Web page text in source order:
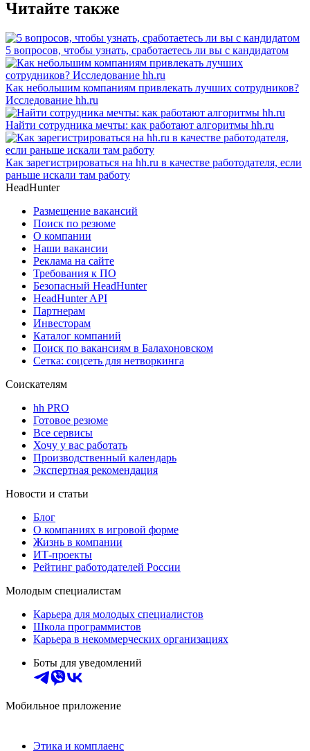
Читайте также
5 вопросов, чтобы узнать, сработаетесь ли вы с кандидатом
Как небольшим компаниям привлекать лучших сотрудников?
Исследование hh.ru
Найти сотрудника мечты: как работают алгоритмы hh.ru
Как зарегистрироваться на hh.ru в качестве работодателя, если
раньше искали там работу
HeadHunter
Размещение вакансий
Поиск по резюме
О компании
Наши вакансии
Реклама на сайте
Требования к ПО
Безопасный HeadHunter
HeadHunter API
Партнерам
Инвесторам
Каталог компаний
Поиск по вакансиям в Балахоновском
Сетка: соцсеть для нетворкинга
Соискателям
hh PRO
Готовое резюме
Все сервисы
Хочу у вас работать
Производственный календарь
Экспертная рекомендация
Новости и статьи
Блог
О компаниях в игровой форме
Жизнь в компании
ИТ-проекты
Рейтинг работодателей России
Молодым специалистам
Карьера для молодых специалистов
Школа программистов
Карьера в некоммерческих организациях
Боты для уведомлений
Мобильное приложение
Этика и комплаенс